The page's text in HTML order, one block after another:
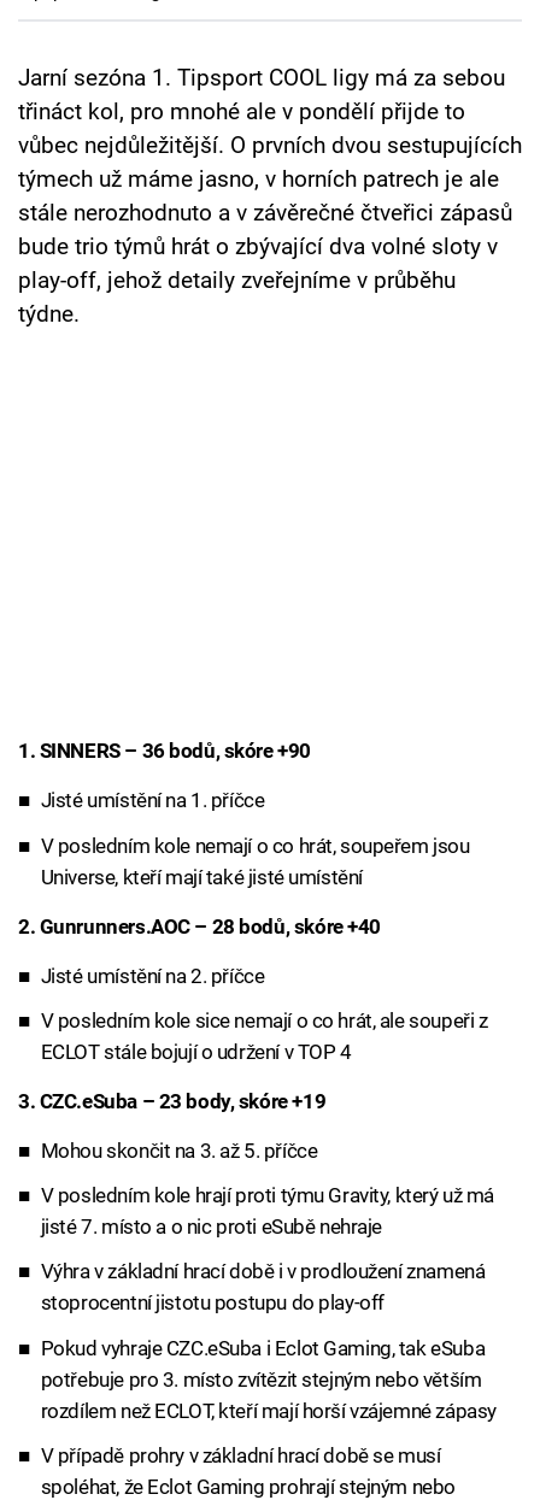
TV Program
Sledujte prima+
Přihlášení
Sledujte nás
Jarní sezóna 1. Tipsport COOL ligy má za sebou
třináct kol, pro mnohé ale v pondělí přijde to
vůbec nejdůležitější. O prvních dvou sestupujících
týmech už máme jasno, v horních patrech je ale
stále nerozhodnuto a v závěrečné čtveřici zápasů
bude trio týmů hrát o zbývající dva volné sloty v
play-off, jehož detaily zveřejníme v průběhu
týdne.
1. SINNERS – 36 bodů, skóre +90
Jisté umístění na 1. příčce
V posledním kole nemají o co hrát, soupeřem jsou
Universe, kteří mají také jisté umístění
2. Gunrunners.AOC – 28 bodů, skóre +40
Jisté umístění na 2. příčce
V posledním kole sice nemají o co hrát, ale soupeři z
ECLOT stále bojují o udržení v TOP 4
3. CZC.eSuba – 23 body, skóre +19
Mohou skončit na 3. až 5. příčce
V posledním kole hrají proti týmu Gravity, který už má
jisté 7. místo a o nic proti eSubě nehraje
Výhra v základní hrací době i v prodloužení znamená
stoprocentní jistotu postupu do play-off
Pokud vyhraje CZC.eSuba i Eclot Gaming, tak eSuba
potřebuje pro 3. místo zvítězit stejným nebo větším
rozdílem než ECLOT, kteří mají horší vzájemné zápasy
V případě prohry v základní hrací době se musí
spoléhat, že Eclot Gaming prohrají stejným nebo